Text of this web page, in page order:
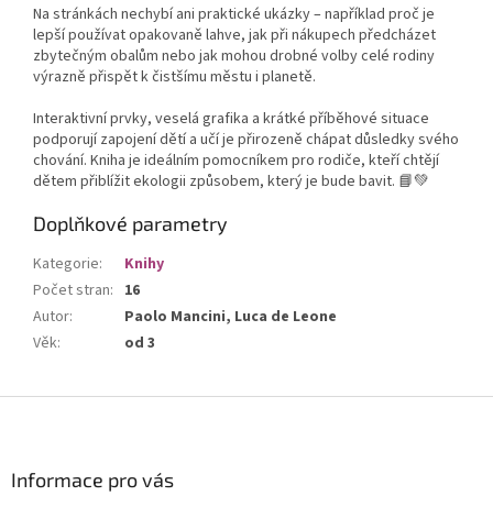
Na stránkách nechybí ani praktické ukázky – například proč je
lepší používat opakovaně lahve, jak při nákupech předcházet
zbytečným obalům nebo jak mohou drobné volby celé rodiny
výrazně přispět k čistšímu městu i planetě.
Interaktivní prvky, veselá grafika a krátké příběhové situace
podporují zapojení dětí a učí je přirozeně chápat důsledky svého
chování. Kniha je ideálním pomocníkem pro rodiče, kteří chtějí
dětem přiblížit ekologii způsobem, který je bude bavit. 📘💚
Doplňkové parametry
Kategorie:
Knihy
Počet stran: 16
Autor:
Paolo Mancini, Luca de Leone
Věk: od 3
Informace pro vás